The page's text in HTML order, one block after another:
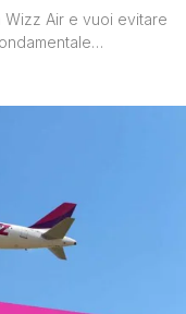
Air e vuoi evitare
Scopri le